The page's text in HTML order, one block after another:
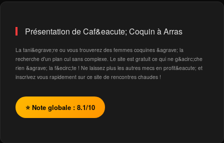
Présentation de Caf&eacute; Coquin à Arras
La tani&egrave;re ou vous trouverez des femmes coquines &agrave; la
recherche d'un plan cul sans complexe. Le site est gratuit ce qui ne g&acirc;che
rien &agrave; la f&ecirc;te ! Ne laissez plus les autres mecs en profit&eacute; et
inscrivez vous rapidement sur ce site de rencontres chaudes !
⭐ Note globale : 8.1/10